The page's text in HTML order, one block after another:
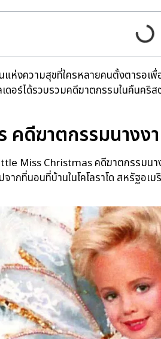
ห่งความสุขที่ใครหลายคนตั้งตารอ
อร์ได้รวบรวมคดีฆาตกรรมในคืนคริ
ดีฆาตกรรมนางง
Miss Christmas คดีฆาตกรรมนา
ากที่นอนที่บ้านในโคโลราโด สหรัฐอ